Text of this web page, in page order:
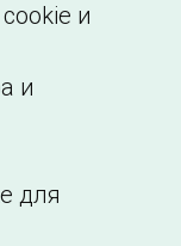
и
и
для